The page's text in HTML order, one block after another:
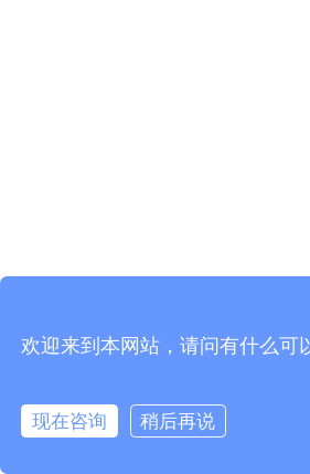
欢迎来到本网站，请问有什么可
现在咨询 稍后再说